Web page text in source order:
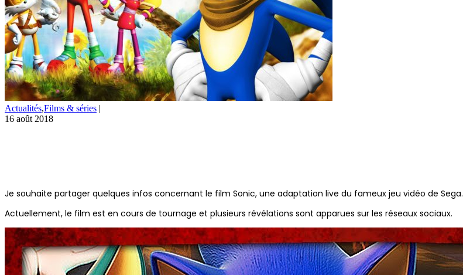
Actualités,Films & séries |
16 août 2018
Je souhaite partager quelques infos concernant le film Sonic, une adaptation live du fameux jeu vidéo de Sega.
Actuellement, le film est en cours de tournage et plusieurs révélations sont apparues sur les réseaux sociaux.